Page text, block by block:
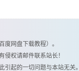
度网盘下载教程）。
侵权请邮件联系站长！
引起的一切问题与本站无关。